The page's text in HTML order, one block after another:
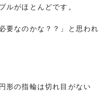
がほとんどです。
要なのかな？？」と思われ
形の指輪は切れ目がない